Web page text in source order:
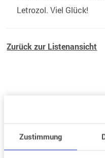
Zustimmung
Letrozol. Viel Glück!
Zurück zur Listenansicht